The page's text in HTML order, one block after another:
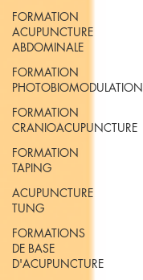
FORMATION
ACUPUNCTURE
ABDOMINALE
FORMATION
PHOTOBIOMODULATION
FORMATION
CRANIOACUPUNCTURE
FORMATION
TAPING
ACUPUNCTURE
TUNG
FORMATIONS
DE BASE
D'ACUPUNCTURE